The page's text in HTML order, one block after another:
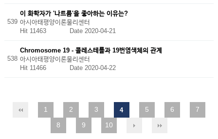
539
이 화학자가 '나트륨'을 좋아하는 이유는?
아시아태평양이론물리센터
Hit 11463 Date 2020-04-21
538
Chromosome 19 - 콜레스테롤과 19번염색체의 관계
아시아태평양이론물리센터
Hit 11466 Date 2020-04-22
1 2 3 4 5 6
7
8
9 10